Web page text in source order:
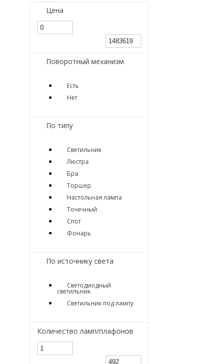
Цена
Поворотный механизм
Есть
Нет
По типу
Светильник
Люстра
Бра
Торшер
Настольная лампа
Точечный
Спот
Фонарь
По источнику света
Светодиодный
светильник
Светильник под лампу
Количество ламп/плафонов